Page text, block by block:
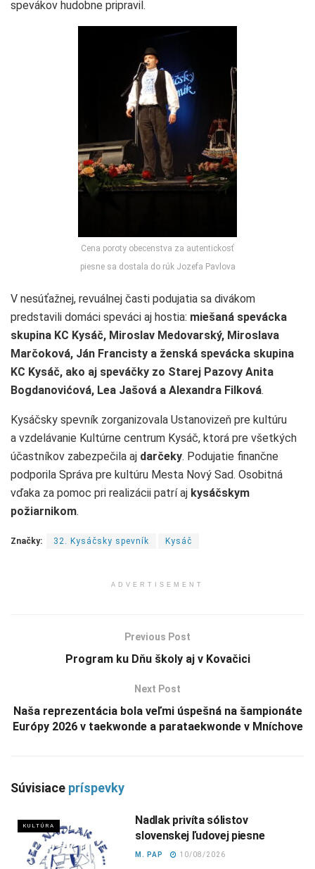
spevákov hudobne pripravil.
Cena poroty obecenstva za autentickosť
piesne sa dostala do rúk Jozefa Pavlova
V nesúťažnej, revuálnej časti podujatia sa divákom
predstavili domáci speváci aj hostia: miešaná spevácka
skupina KC Kysáč, Miroslav Medovarský, Miroslava
Marčoková, Ján Francisty a ženská spevácka skupina
KC Kysáč, ako aj speváčky zo Starej Pazovy Anita
Bogdanovićová, Lea Jašová a Alexandra Filková.
Kysáčsky spevník zorganizovala Ustanovizeň pre kultúru
a vzdelávanie Kultúrne centrum Kysáč, ktorá pre všetkých
účastníkov zabezpečila aj darčeky. Podujatie finančne
podporila Správa pre kultúru Mesta Nový Sad. Osobitná
vďaka za pomoc pri realizácii patrí aj kysáčskym
požiarnikom.
Značky: 32. Kysáčsky spevník Kysáč
ADVERTISEMENT
Previous Post
Program ku Dňu školy aj v Kovačici
Next Post
Naša reprezentácia bola veľmi úspešná na šampionáte
Európy 2026 v taekwonde a parataekwonde v Mníchove
Súvisiace príspevky
KULTÚRA
Nadlak privíta sólistov
slovenskej ľudovej piesne
M. PAP 10/08/2026